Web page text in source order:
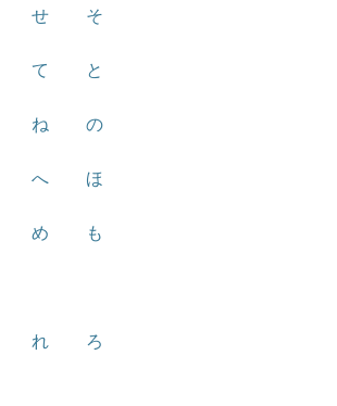
せ そ
て と
ね の
へ ほ
め も
れ ろ